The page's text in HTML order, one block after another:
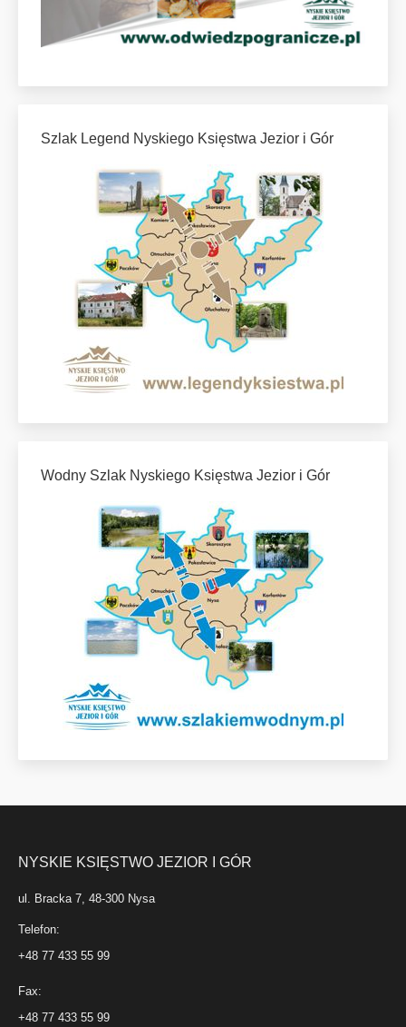
Szlak Legend Nyskiego Księstwa Jezior i Gór
Wodny Szlak Nyskiego Księstwa Jezior i Gór
NYSKIE KSIĘSTWO JEZIOR I GÓR
ul. Bracka 7, 48-300 Nysa
Telefon:
+48 77 433 55 99
Fax:
+48 77 433 55 99